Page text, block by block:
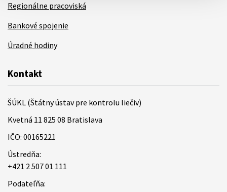
Regionálne pracoviská
Bankové spojenie
Úradné hodiny
Kontakt
ŠÚKL (Štátny ústav pre kontrolu liečiv)
Kvetná 11 825 08 Bratislava
IČO: 00165221
Ústredňa:
+421 2 507 01 111
Podateľňa: